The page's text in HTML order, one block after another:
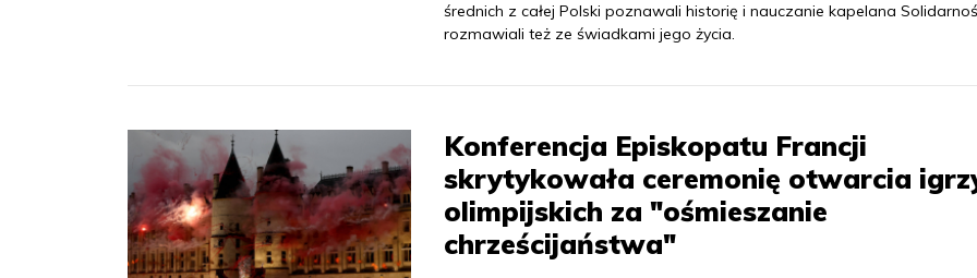
średnich z całej Polski poznawali historię i nauczanie kapelana
rozmawiali też ze świadkami jego życia.
Konferencja Episkopatu Francji
skrytykowała ceremonię otwarcia
olimpijskich za "ośmieszanie
chrześcijaństwa"